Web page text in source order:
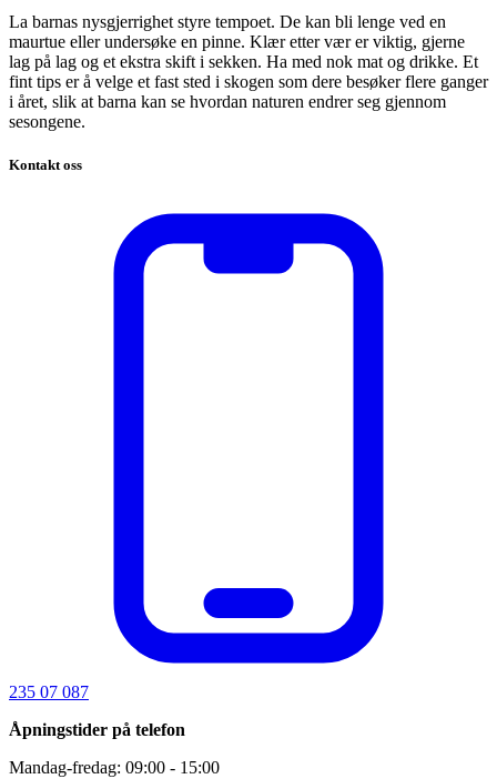
La barnas nysgjerrighet styre tempoet. De kan bli lenge ved en
maurtue eller undersøke en pinne. Klær etter vær er viktig, gjerne
lag på lag og et ekstra skift i sekken. Ha med nok mat og drikke. Et
fint tips er å velge et fast sted i skogen som dere besøker flere ganger
i året, slik at barna kan se hvordan naturen endrer seg gjennom
sesongene.
Kontakt oss
235 07 087
Åpningstider på telefon
Mandag-fredag: 09:00 - 15:00